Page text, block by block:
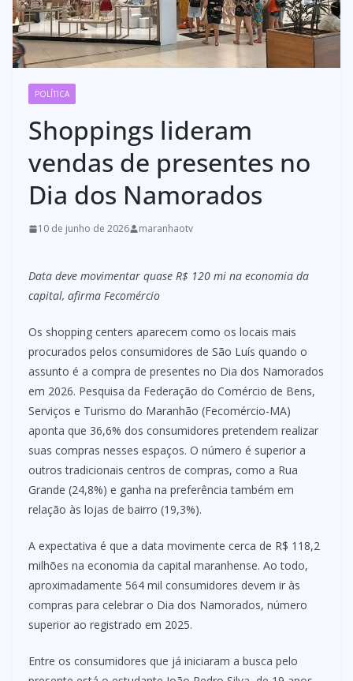
POLÍTICA
Shoppings lideram
vendas de presentes no
Dia dos Namorados
10 de junho de 2026 maranhaotv
Data deve movimentar quase R$ 120 mi na economia da
capital, afirma Fecomércio
Os shopping centers aparecem como os locais mais
procurados pelos consumidores de São Luís quando o
assunto é a compra de presentes no Dia dos Namorados
em 2026. Pesquisa da Federação do Comércio de Bens,
Serviços e Turismo do Maranhão (Fecomércio-MA)
aponta que 36,6% dos consumidores pretendem realizar
suas compras nesses espaços. O número é superior a
outros tradicionais centros de compras, como a Rua
Grande (24,8%) e ganha na preferência também em
relação às lojas de bairro (19,3%).
A expectativa é que a data movimente cerca de R$ 118,2
milhões na economia da capital maranhense. Ao todo,
aproximadamente 564 mil consumidores devem ir às
compras para celebrar o Dia dos Namorados, número
superior ao registrado em 2025.
Entre os consumidores que já iniciaram a busca pelo